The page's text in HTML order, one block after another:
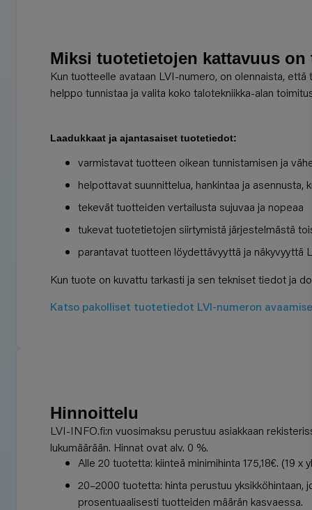
Miksi tuotetietojen kattavuus on
Kun tuotteelle avataan LVI-numero, on olennaista,
helppo tunnistaa ja valita koko talotekniikka-alan
Laadukkaat ja ajantasaiset tuotetiedot:
varmistavat tuotteen oikean tunnistamisen ja
helpottavat suunnittelua, hankintaa ja asennusta,
tekevät tuotteiden vertailusta sujuvaa ja nopeaa
tukevat tuotetietojen siirtymistä järjestelmästä
parantavat tuotteen löydettävyyttä ja näkyvyyttä
Kun tuote on kuvattu tarkasti ja sen tekniset tiedot ja
Katso pakolliset tuotetiedot LVI-numeron
Hinnoittelu
LVI-INFO.fi:n vuosimaksu perustuu asiakkaan
lukumäärään. Hinnat ovat alv. 0 %.
Alle 20 tuotetta: kiinteä minimihinta 175,18€. (19 x
20–2000 tuotetta: hinta perustuu yksikköhintaan,
prosentuaalisesti tuotteiden määrän kasvaessa.